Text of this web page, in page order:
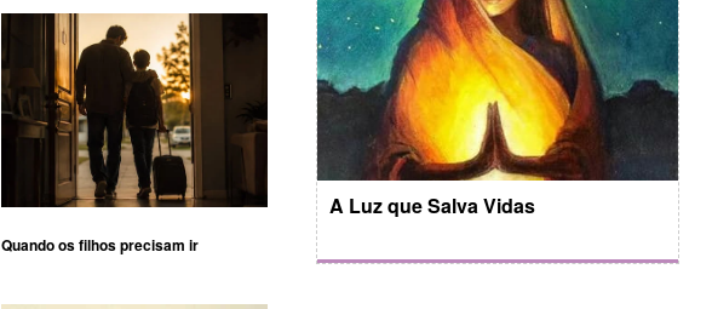
Quando os filhos precisam ir
A Luz que Salva Vidas